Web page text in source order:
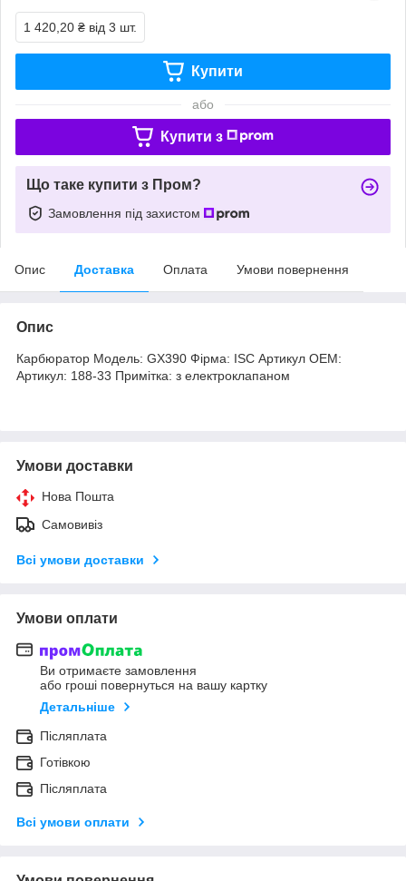
1 420,20 ₴ від 3 шт.
Купити
або
Купити з
Що таке купити з Пром?
Замовлення під захистом
Опис Доставка Оплата Умови повернення
Опис
Карбюратор Модель: GX390 Фірма: ISC Артикул OEM:
Артикул: 188-33 Примітка: з електроклапаном
Умови доставки
Нова Пошта
Самовивіз
Всі умови доставки
Умови оплати
Ви отримаєте замовлення
або гроші повернуться на вашу картку
Детальніше
Післяплата
Готівкою
Післяплата
Всі умови оплати